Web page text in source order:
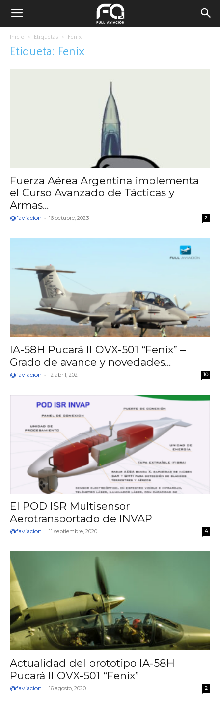
Inicio Etiquetas Fenix
Etiqueta: Fenix
Fuerza Aérea Argentina implementa
el Curso Avanzado de Tácticas y
Armas...
@faviacion - 16 octubre, 2023 2
IA-58H Pucará II OVX-501 “Fenix” –
Grado de avance y novedades...
@faviacion - 12 abril, 2021 10
El POD ISR Multisensor
Aerotransportado de INVAP
@faviacion - 11 septiembre, 2020 4
Actualidad del prototipo IA-58H
Pucará II OVX-501 “Fenix”
@faviacion - 16 agosto, 2020 2